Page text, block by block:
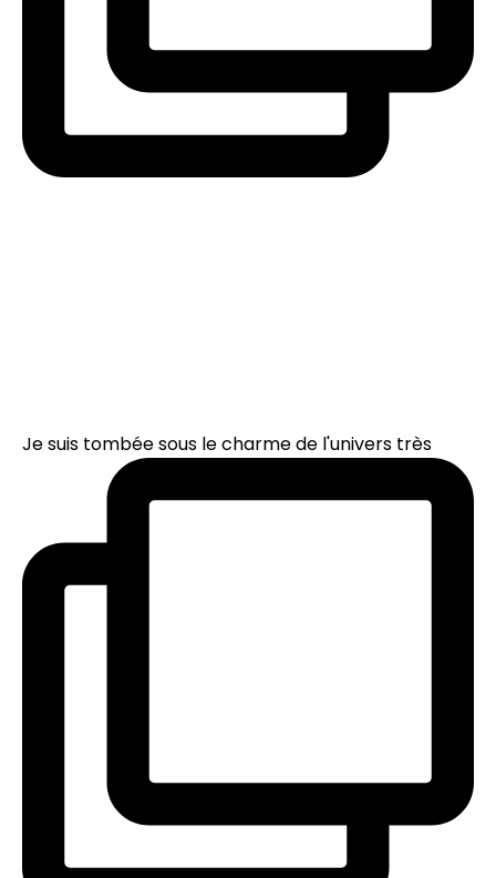
Je suis tombée sous le charme de l'univers très